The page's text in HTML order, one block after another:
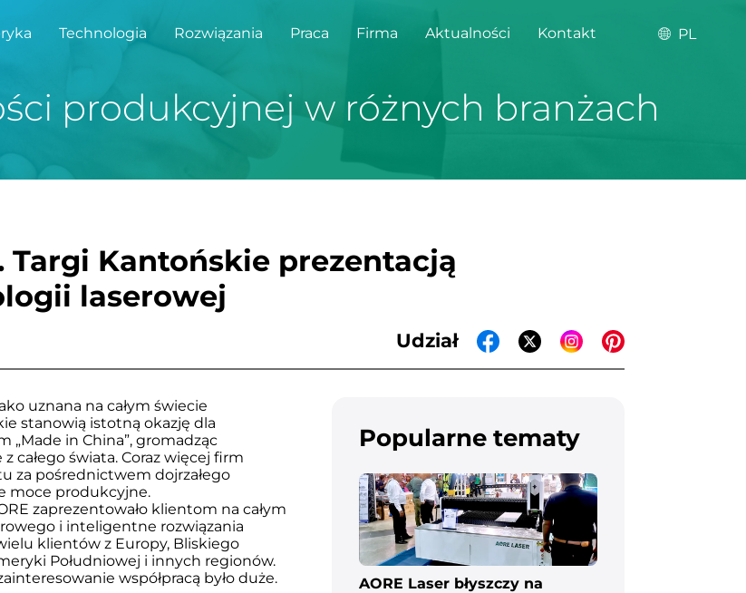
Technologia Rozwiązania Praca Firma Aktualności Kontakt PL
produkcyjnej w różnych branżach
Targi Kantońskie prezentacją
laserowej
Udział
uznana na całym świecie
stanowią istotną okazję dla
„Made in China”, gromadząc
całego świata. Coraz więcej firm
za pośrednictwem dojrzałego
moce produkcyjne.
zaprezentowało klientom na całym
i inteligentne rozwiązania
klientów z Europy, Bliskiego
Południowej i innych regionów.
współpracą było duże.
Popularne tematy
AORE Laser błyszczy na